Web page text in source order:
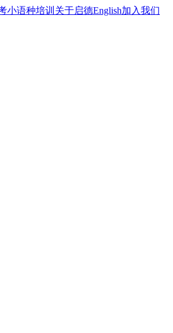
小语种培训 关于启德English加入我们